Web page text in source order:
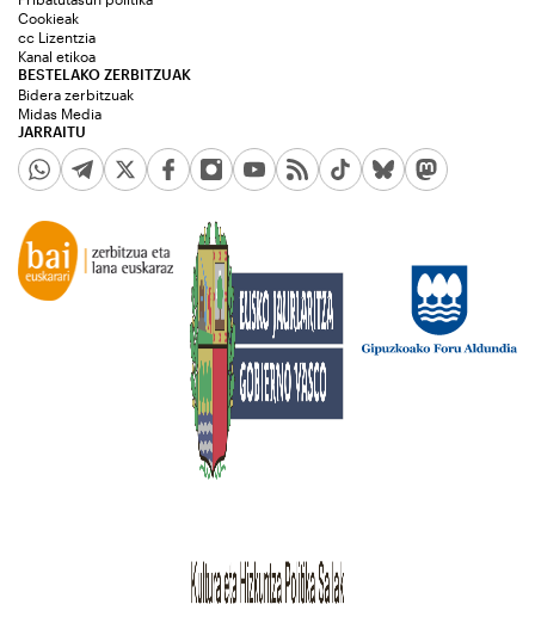
JARRAITU
Cookieak
cc Lizentzia
Kanal etikoa
BESTELAKO ZERBITZUAK
Bidera zerbitzuak
Midas Media